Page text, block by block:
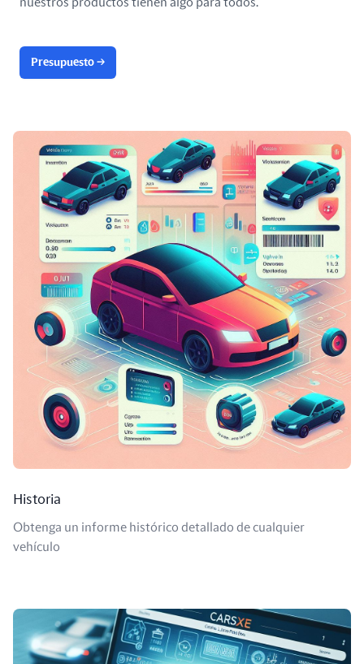
Presupuesto →
Historia
Obtenga un informe histórico detallado de cualquier
vehículo